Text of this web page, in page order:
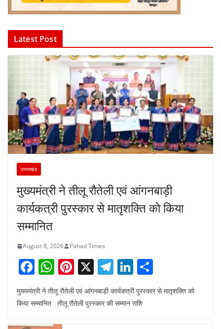
Latest Post
उत्तराखंड
मुख्यमंत्री ने तीलू रौतेली एवं आंगनबाड़ी
कार्यकत्री पुरस्कार से मातृशक्ति को किया
सम्मानित
August 8, 2026 Pahad Times
F
a
c
W
h
at
Pi
nt
er
X T
el
e
Li
n
k
h
ar
मुख्यमंत्री ने तीलू रौतेली एवं आंगनबाड़ी कार्यकत्री पुरस्कार से मातृशक्ति को
किया सम्मानित तीलू रौतेली पुरस्कार की सम्मान राशि